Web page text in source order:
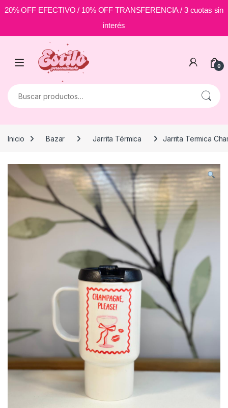
20% OFF EFECTIVO / 10% OFF TRANSFERENCIA / 3 cuotas sin
interés
Skip to navigation
0
Buscar por:
Inicio Bazar Jarrita Térmica Jarrita Termica